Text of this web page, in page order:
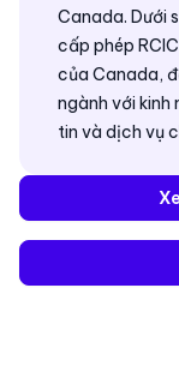
Canada. Dưới
cấp phép
của Canada,
ngành với
tin và dịch vụ